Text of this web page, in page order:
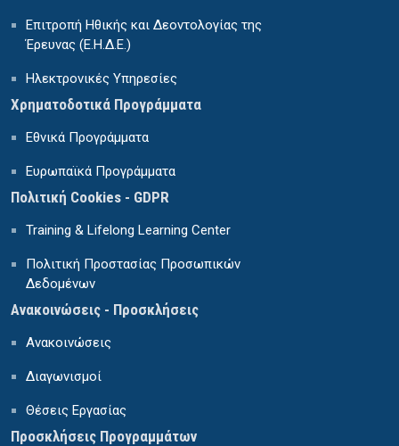
Επιτροπή Ηθικής και Δεοντολογίας της
Έρευνας (Ε.Η.Δ.Ε.)
Ηλεκτρονικές Υπηρεσίες
Χρηματοδοτικά Προγράμματα
Εθνικά Προγράμματα
Ευρωπαϊκά Προγράμματα
Πολιτική Cookies - GDPR
Training & Lifelong Learning Center
Πολιτική Προστασίας Προσωπικών
Δεδομένων
Ανακοινώσεις - Προσκλήσεις
Ανακοινώσεις
Διαγωνισμοί
Θέσεις Εργασίας
Προσκλήσεις Προγραμμάτων